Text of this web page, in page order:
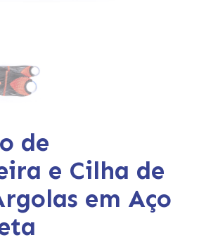
de
e Cilha de
em Aço